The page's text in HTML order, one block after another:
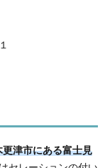
更津市にある富士見